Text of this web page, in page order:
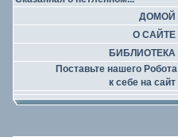
ДОМОЙ
О САЙТЕ
БИБЛИОТЕКА
Поставьте нашего Робота
к себе на сайт